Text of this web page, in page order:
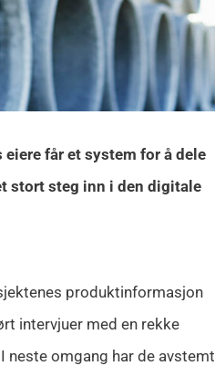
får et system for å dele
stort steg inn i den digitale
produktinformasjon
intervjuer med en rekke
neste omgang har de avstemt